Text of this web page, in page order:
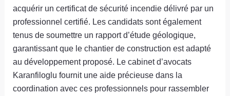
acquérir un certificat de sécurité incendie délivré par un
professionnel certifié. Les candidats sont également
tenus de soumettre un rapport d’étude géologique,
garantissant que le chantier de construction est adapté
au développement proposé. Le cabinet d’avocats
Karanfiloglu fournit une aide précieuse dans la
coordination avec ces professionnels pour rassembler